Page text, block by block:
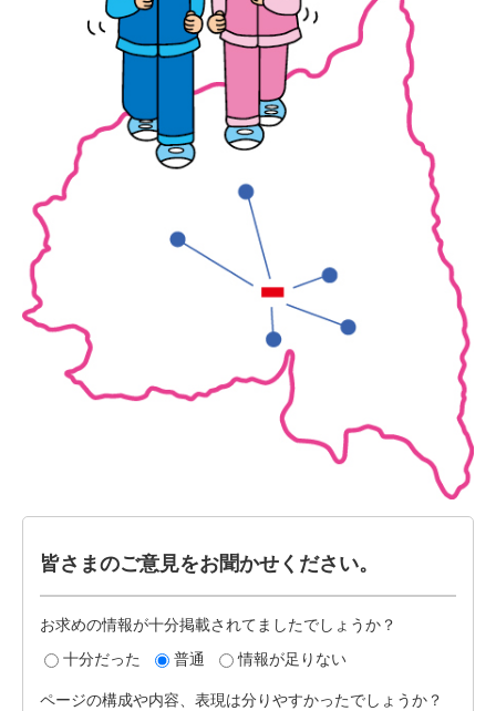
皆さまのご意見をお聞かせください。
お求めの情報が十分掲載されてましたでしょうか？
十分だった
普通 情報が足りない
ページの構成や内容、表現は分りやすかったでしょうか？